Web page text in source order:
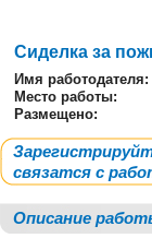
Сиделка за
Имя работодателя:
Место работы:
Размещено:
связатся с
Описание